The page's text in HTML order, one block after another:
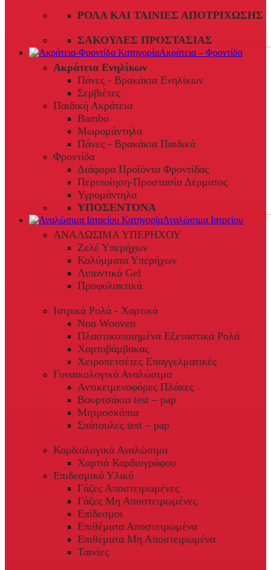
ΡΟΛΆ ΚΑΙ ΤΑΙΝΊΕΣ ΑΠΟΤΡΊΧΩΣΗΣ
ΣΑΚΟΎΛΕΣ ΠΡΟΣΤΑΣΊΑΣ
Ακράτεια – Φροντίδα
Ακράτεια Ενηλίκων
Πάνες - Βρακάκια Ενηλίκων
Σερβιέτες
Παιδική Ακράτεια
Bambo
Μωρομάντηλα
Πάνες - Βρακάκια Παιδικά
Φροντίδα
Διάφορα Προϊόντα Φροντίδας
Περιποίηση-Προστασία Δέρματος
Υγρομάντηλα
ΥΠΟΣΕΝΤΟΝΑ
Αναλώσιμα Ιατρείου
ΑΝΑΛΩΣΙΜΑ ΥΠΕΡΗΧΟΥ
Ζελέ Υπερήχων
Καλύμματα Υπερήχων
Λιπαντικά Gel
Προφυλακτικά
Ιατρικά Ρολά - Χαρτικά
Non Wooven
Πλαστικοποιημένα Εξεταστικά Ρολά
Χαρτοβάμβακας
Χειροπετσέτες Επαγγελματικές
Γυναικολογικά Αναλώσιμα
Αντικειμενοφόρες Πλάκες
Βουρτσάκια test – pap
Μητροσκόπια
Σπάτουλες test – pap
Καρδιολογικά Αναλώσιμα
Χαρτιά Καρδιογράφου
Επιδεσμικό Υλικό
Γάζες Αποστειρωμένες
Γάζες Μη Αποστειρωμένες
Επίδεσμοι
Επιθέματα Αποστειρωμένα
Επιθέματα Μη Αποστειρωμένα
Ταινίες